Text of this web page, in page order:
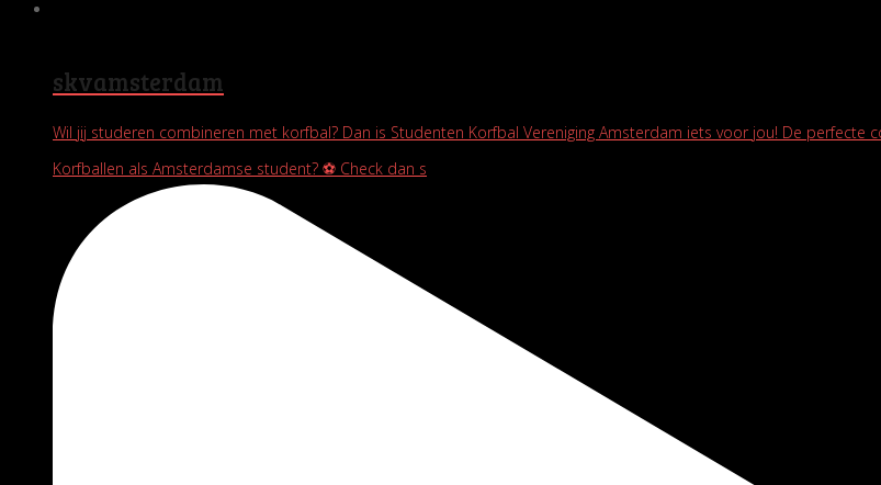
skvamsterdam
Wil jij studeren combineren met korfbal? Dan is Studenten Korfbal Vereniging Amsterdam iets voor jou! De perfecte
Korfballen als Amsterdamse student? ⚽️ Check dan s